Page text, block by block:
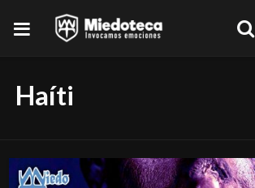
Haíti